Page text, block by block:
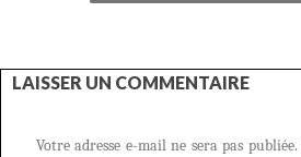
LAISSER UN COMMENTAIRE
Votre adresse e-mail ne sera pas publiée.